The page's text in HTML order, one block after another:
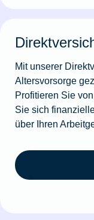
Mit unserer
Altersvorsorge
Profitieren Sie
Sie sich
über Ihren